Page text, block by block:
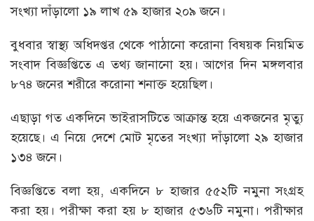
সংখ্যা দাঁড়ালো ১৯ লাখ ৫৯ হাজার ২০৯ জনে।
বুধবার স্বাস্থ্য অধিদপ্তর থেকে পাঠানো করোনা বিষয়ক নিয়মিত
সংবাদ বিজ্ঞপ্তিতে এ তথ্য জানানো হয়। আগের দিন মঙ্গলবার
৮৭৪ জনের শরীরে করোনা শনাক্ত হয়েছিল।
এছাড়া গত একদিনে ভাইরাসটিতে আক্রান্ত হয়ে একজনের মৃত্যু
হয়েছে। এ নিয়ে দেশে মোট মৃতের সংখ্যা দাঁড়ালো ২৯ হাজার
১৩৪ জনে।
বিজ্ঞপ্তিতে বলা হয়, একদিনে ৮ হাজার ৫৫২টি নমুনা সংগ্রহ
করা হয়। পরীক্ষা করা হয় ৮ হাজার ৫৩৬টি নমুনা। পরীক্ষার